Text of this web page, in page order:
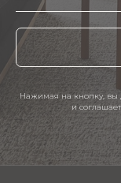
Нажимая на кнопку, вы
и